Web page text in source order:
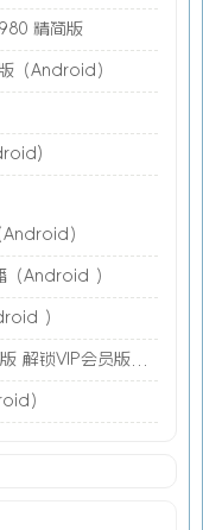
精简版
（Android）
）
（Android ）
）
会员版（Android）
）